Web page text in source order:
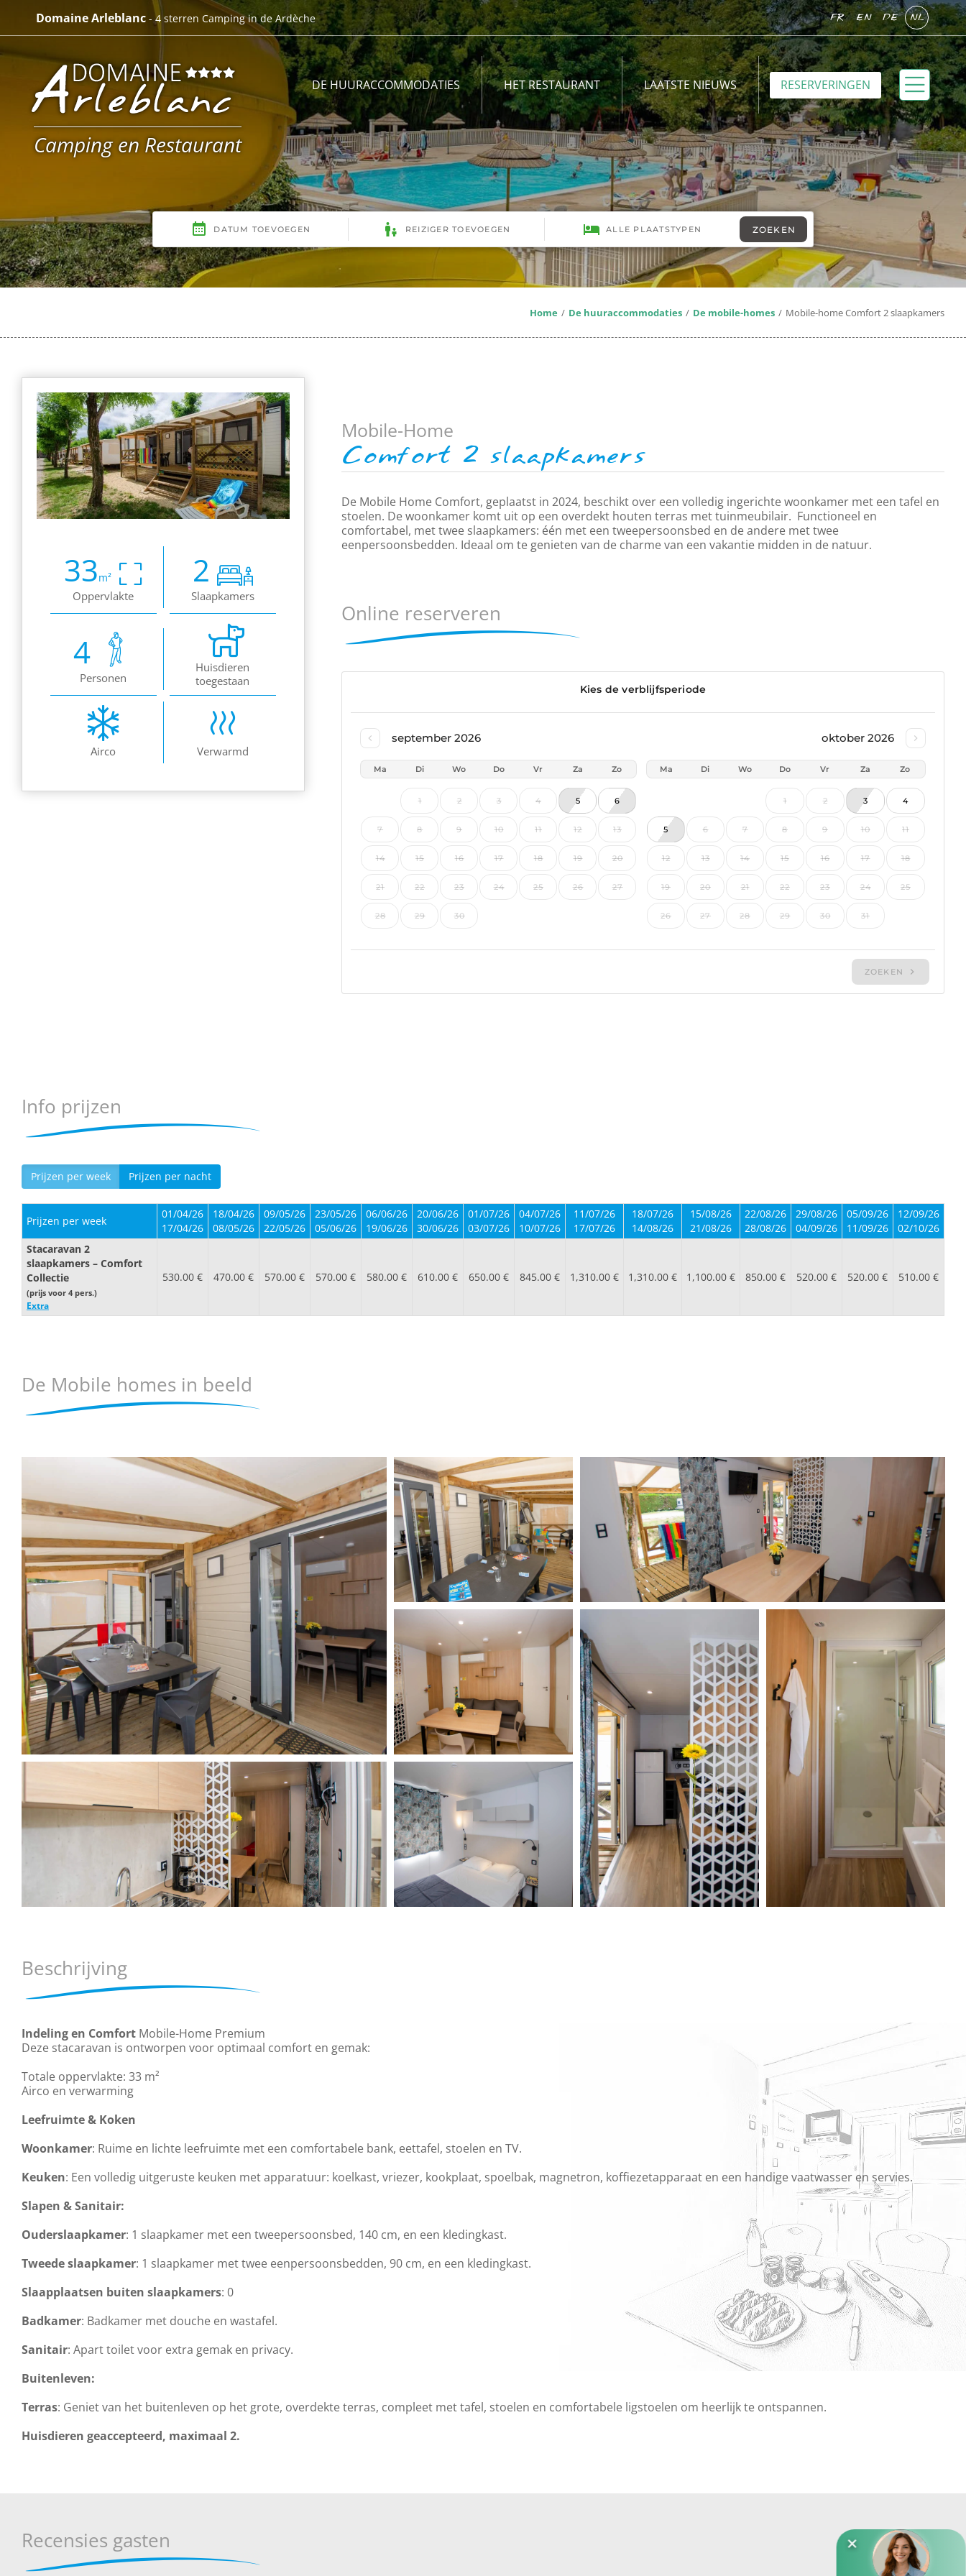
content
Domaine Arleblanc - 4 sterren Camping in de Ardèche FR EN DE NL
Camping en Restaurant
DE HUURACCOMMODATIES HET RESTAURANT LAATSTE NIEUWS RESERVERINGEN
Home De huuraccommodaties De mobile-homes Mobile-home Comfort 2 slaapkamers
33m²
Oppervlakte
2
Slaapkamers
4
Personen
Huisdieren
toegestaan
Airco Verwarmd
Mobile-Home
Comfort 2 slaapkamers
De Mobile Home Comfort, geplaatst in 2024, beschikt over een volledig ingerichte woonkamer met een tafel en
stoelen. De woonkamer komt uit op een overdekt houten terras met tuinmeubilair. Functioneel en
comfortabel, met twee slaapkamers: één met een tweepersoonsbed en de andere met twee
eenpersoonsbedden. Ideaal om te genieten van de charme van een vakantie midden in de natuur.
Online reserveren
Info prijzen
Prijzen per week Prijzen per nacht
Prijzen per week
01/04/26
17/04/26
18/04/26
08/05/26
09/05/26
22/05/26
23/05/26
05/06/26
06/06/26
19/06/26
20/06/26
30/06/26
01/07/26
03/07/26
04/07/26
10/07/26
11/07/26
17/07/26
18/07/26
14/08/26
15/08/26
21/08/26
22/08/26
28/08/26
29/08/26
04/09/26
05/09/26
11/09/26
12/09/26
02/10/26
Stacaravan 2
slaapkamers – Comfort
Collectie
(prijs voor 4 pers.)
Extra
530.00 € 470.00 € 570.00 € 570.00 € 580.00 € 610.00 € 650.00 € 845.00 € 1,310.00 € 1,310.00 € 1,100.00 € 850.00 € 520.00 € 520.00 € 510.00 €
De Mobile homes in beeld
Beschrijving
Indeling en ComfortMobile-Home Premium
Deze stacaravan is ontworpen voor optimaal comfort en gemak:
Totale oppervlakte: 33 m²
Airco en verwarming
Leefruimte & Koken
Woonkamer: Ruime en lichte leefruimte met een comfortabele bank, eettafel, stoelen en TV.
Keuken: Een volledig uitgeruste keuken met apparatuur: koelkast, vriezer, kookplaat, spoelbak, magnetron, koffiezetapparaat en een handige vaatwasser en servies.
Slapen & Sanitair:
Ouderslaapkamer: 1 slaapkamer met een tweepersoonsbed, 140 cm, en een kledingkast.
Tweede slaapkamer: 1 slaapkamer met twee eenpersoonsbedden, 90 cm, en een kledingkast.
Slaapplaatsen buiten slaapkamers: 0
Badkamer: Badkamer met douche en wastafel.
Sanitair: Apart toilet voor extra gemak en privacy.
Buitenleven:
Terras: Geniet van het buitenleven op het grote, overdekte terras, compleet met tafel, stoelen en comfortabele ligstoelen om heerlijk te ontspannen.
Huisdieren geaccepteerd, maximaal 2.
Recensies gasten